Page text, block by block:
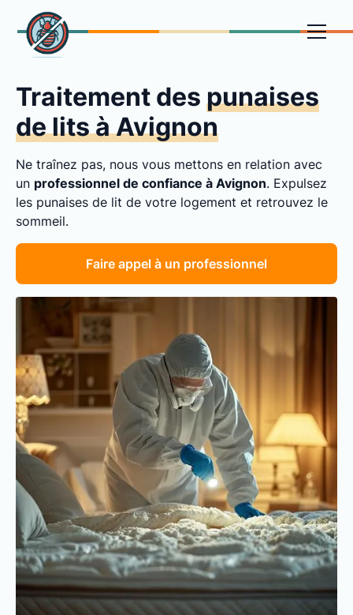
Traitement des punaises
de lits à Avignon
Ne traînez pas, nous vous mettons en relation avec
un professionnel de confiance à Avignon. Expulsez
les punaises de lit de votre logement et retrouvez le
sommeil.
Faire appel à un professionnel